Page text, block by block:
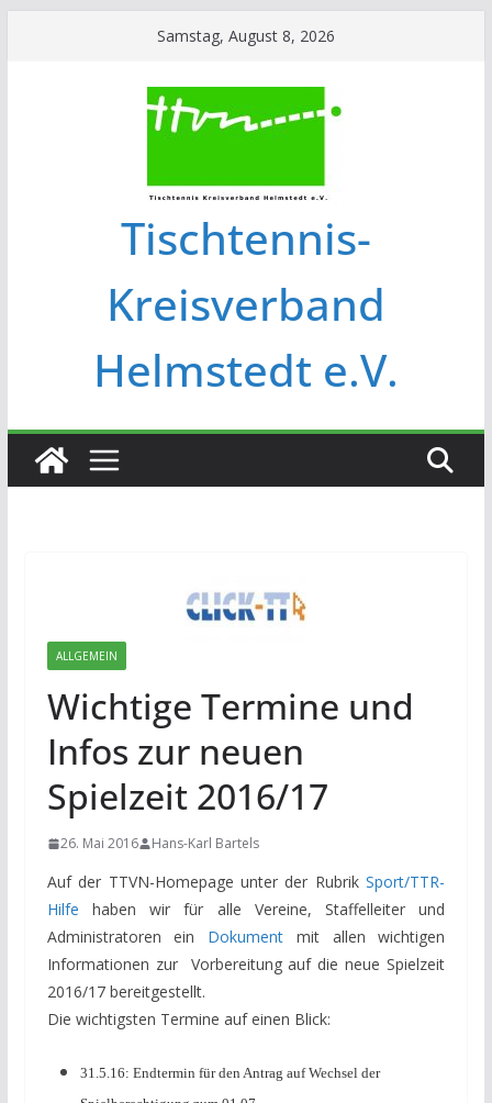
Samstag, August 8, 2026
Tischtennis-
Kreisverband
Helmstedt e.V.
ALLGEMEIN
Wichtige Termine und
Infos zur neuen
Spielzeit 2016/17
26. Mai 2016 Hans-Karl Bartels
Auf der TTVN-Homepage unter der RubrikSport/TTR-
Hilfe haben wir für alle Vereine, Staffelleiter und
Administratoren ein Dokument mit allen wichtigen
Informationen zur Vorbereitung auf die neue Spielzeit
2016/17 bereitgestellt.
Die wichtigsten Termine auf einen Blick:
31.5.16: Endtermin für den Antrag auf Wechsel der